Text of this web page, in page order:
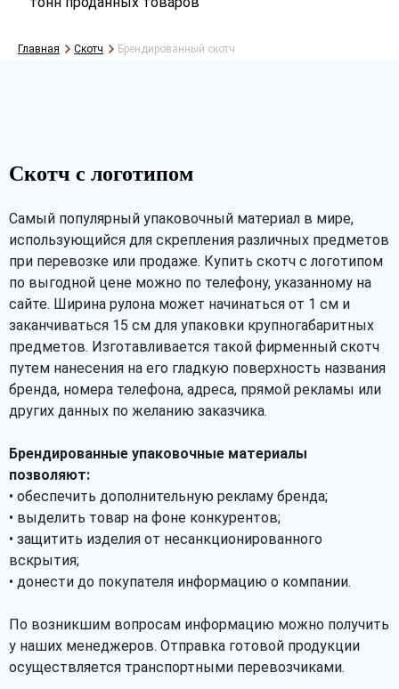
Главная Скотч Брендированный скотч
Скотч с логотипом
Самый популярный упаковочный материал в мире,
использующийся для скрепления различных предметов
при перевозке или продаже. Купить скотч с логотипом
по выгодной цене можно по телефону, указанному на
сайте. Ширина рулона может начинаться от 1 см и
заканчиваться 15 см для упаковки крупногабаритных
предметов. Изготавливается такой фирменный скотч
путем нанесения на его гладкую поверхность названия
бренда, номера телефона, адреса, прямой рекламы или
других данных по желанию заказчика.
Брендированные упаковочные материалы
позволяют:
• обеспечить дополнительную рекламу бренда;
• выделить товар на фоне конкурентов;
• защитить изделия от несанкционированного
вскрытия;
• донести до покупателя информацию о компании.
По возникшим вопросам информацию можно получить
у наших менеджеров. Отправка готовой продукции
осуществляется транспортными перевозчиками.